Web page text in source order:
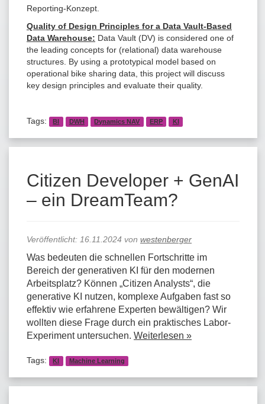
Reporting-Konzept.
Quality of Design Principles for a Data Vault-Based
Data Warehouse: Data Vault (DV) is considered one of
the leading concepts for (relational) data warehouse
structures. By using a prototypical model based on
operational bike sharing data, this project will discuss
key design principles and evaluate their quality.
Tags: BI DWH Dynamics NAV ERP KI
Citizen Developer + GenAI
– ein DreamTeam?
Veröffentlicht: 16.11.2024 von westenberger
Was bedeuten die schnellen Fortschritte im
Bereich der generativen KI für den modernen
Arbeitsplatz? Können „Citizen Analysts“, die
generative KI nutzen, komplexe Aufgaben fast so
effektiv wie erfahrene Experten bewältigen? Wir
wollten diese Frage durch ein praktisches Labor-
Experiment untersuchen. Weiterlesen »
Tags: KI Machine Learning